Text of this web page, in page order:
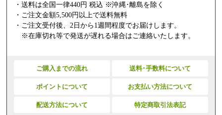
・送料は全国一律440円 税込 ※沖縄･離島を除く
・ご注文金額5,500円以上で送料無料
・ご注文受付後、2日から1週間程度でお届けします。
※在庫切れ等で発送が遅れる場合はご連絡いたします。
ご購入までの流れ 送料･手数料について
ポイントについて お支払い方法について
配送方法について 特定商取引法表記